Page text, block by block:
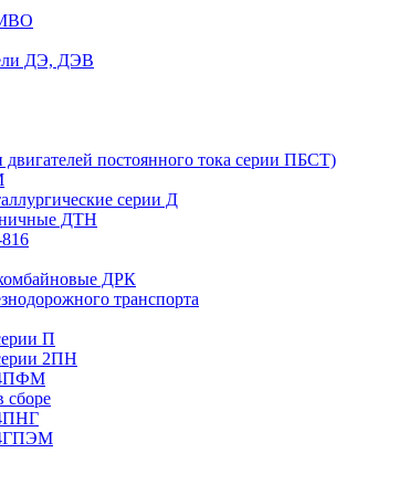
ДЭ, ДЭВ
постоянного тока серии ПБСТ)
серии Д
ДТН
ДРК
транспорта
П
2ПН
4ПФМ
сборе
4ГПЭМ